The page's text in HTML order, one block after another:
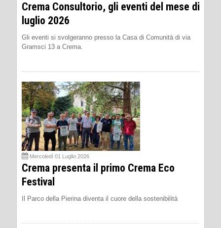
Crema Consultorio, gli eventi del mese di
luglio 2026
Gli eventi si svolgeranno presso la Casa di Comunità di via
Gramsci 13 a Crema.
Mercoledì 01 Luglio 2026
Crema presenta il primo Crema Eco
Festival
Il Parco della Pierina diventa il cuore della sostenibilità